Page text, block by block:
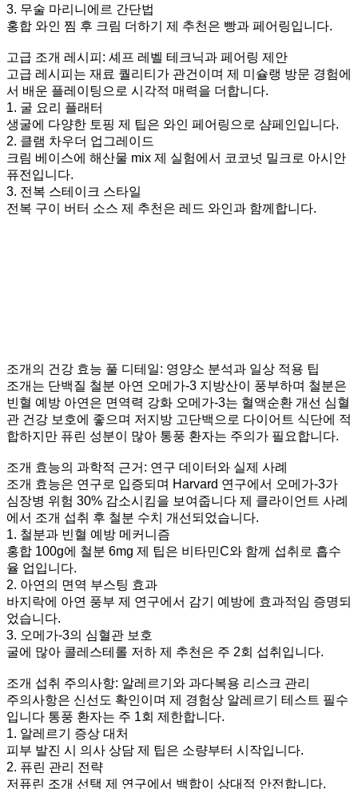
3. 무술 마리니에르 간단법
홍합 와인 찜 후 크림 더하기 제 추천은 빵과 페어링입니다.
고급 조개 레시피: 셰프 레벨 테크닉과 페어링 제안
고급 레시피는 재료 퀄리티가 관건이며 제 미슐랭 방문 경험에
서 배운 플레이팅으로 시각적 매력을 더합니다.
1. 굴 요리 플래터
생굴에 다양한 토핑 제 팁은 와인 페어링으로 샴페인입니다.
2. 클램 차우더 업그레이드
크림 베이스에 해산물 mix 제 실험에서 코코넛 밀크로 아시안
퓨전입니다.
3. 전복 스테이크 스타일
전복 구이 버터 소스 제 추천은 레드 와인과 함께합니다.
조개의 건강 효능 풀 디테일: 영양소 분석과 일상 적용 팁
조개는 단백질 철분 아연 오메가-3 지방산이 풍부하며 철분은
빈혈 예방 아연은 면역력 강화 오메가-3는 혈액순환 개선 심혈
관 건강 보호에 좋으며 저지방 고단백으로 다이어트 식단에 적
합하지만 퓨린 성분이 많아 통풍 환자는 주의가 필요합니다.
조개 효능의 과학적 근거: 연구 데이터와 실제 사례
조개 효능은 연구로 입증되며 Harvard 연구에서 오메가-3가
심장병 위험 30% 감소시킴을 보여줍니다 제 클라이언트 사례
에서 조개 섭취 후 철분 수치 개선되었습니다.
1. 철분과 빈혈 예방 메커니즘
홍합 100g에 철분 6mg 제 팁은 비타민C와 함께 섭취로 흡수
율 업입니다.
2. 아연의 면역 부스팅 효과
바지락에 아연 풍부 제 연구에서 감기 예방에 효과적임 증명되
었습니다.
3. 오메가-3의 심혈관 보호
굴에 많아 콜레스테롤 저하 제 추천은 주 2회 섭취입니다.
조개 섭취 주의사항: 알레르기와 과다복용 리스크 관리
주의사항은 신선도 확인이며 제 경험상 알레르기 테스트 필수
입니다 통풍 환자는 주 1회 제한합니다.
1. 알레르기 증상 대처
피부 발진 시 의사 상담 제 팁은 소량부터 시작입니다.
2. 퓨린 관리 전략
저퓨린 조개 선택 제 연구에서 백합이 상대적 안전합니다.